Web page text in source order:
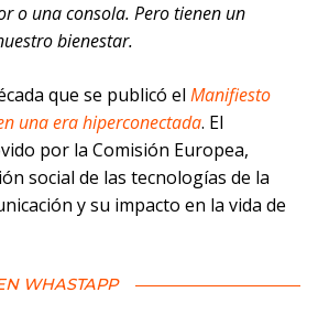
o una consola. Pero tienen un
bienestar.
que se publicó el Manifiesto
una era hiperconectada. El
por la Comisión Europea,
social de las tecnologías de la
y su impacto en la vida de
WHASTAPP